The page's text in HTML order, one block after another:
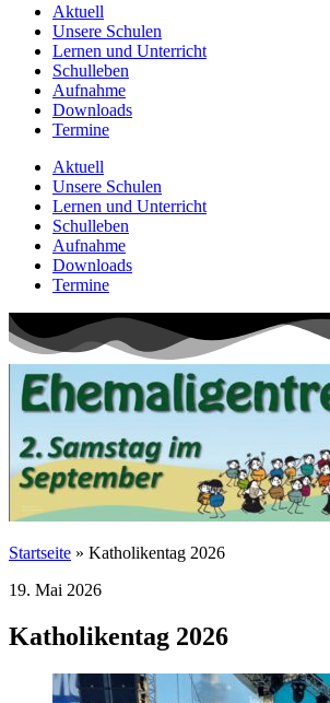
Aktuell
Unsere Schulen
Lernen und Unterricht
Schulleben
Aufnahme
Downloads
Termine
Aktuell
Unsere Schulen
Lernen und Unterricht
Schulleben
Aufnahme
Downloads
Termine
Startseite » Katholikentag 2026
19. Mai 2026
Katholikentag 2026